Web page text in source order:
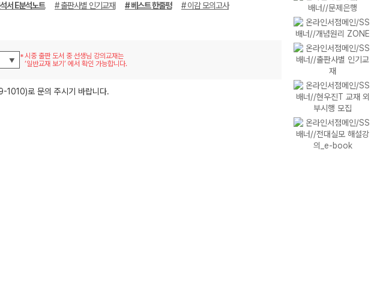
서 E분석노트 # 출판사별 인기교재 # 베스트 한줄평
# 이감 모의고사
시중 출판 도서 중 선생님 강의교재는
‘일반교재 보기’ 에서 확인 가능합니다.
1010)로 문의 주시기 바랍니다.